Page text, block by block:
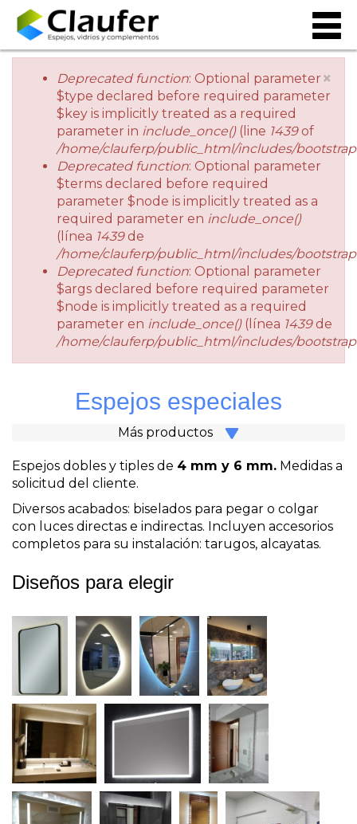
Mensaje de error
×
Deprecated function: Optional parameter
$type declared before required parameter
$key is implicitly treated as a required
parameter in include_once()(line 1439of
/home/clauferp/public_html/includes/
Deprecated function: Optional parameter
$terms declared before required
parameter $node is implicitly treated as a
required parameter en include_once()
(línea 1439de
/home/clauferp/public_html/includes/
Deprecated function: Optional parameter
$args declared before required parameter
$node is implicitly treated as a required
parameter en include_once()(línea 1439de
/home/clauferp/public_html/includes/
Espejos especiales
Más productos
Espejos dobles y tiples de 4 mm y 6 mm. Medidas a
solicitud del cliente.
Diversos acabados: biselados para pegar o colgar
con luces directas e indirectas. Incluyen accesorios
completos para su instalación: tarugos, alcayatas.
Diseños para elegir